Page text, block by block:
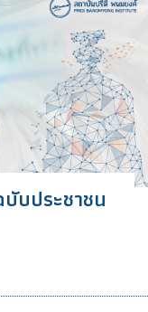
บประชาชน